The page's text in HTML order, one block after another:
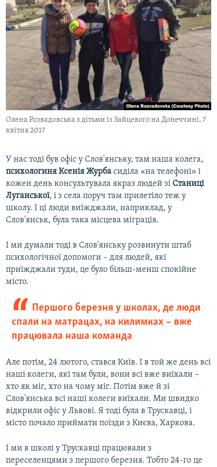
Олена Розвадовська з дітьми із Зайцевого на Донеччині, 7
квітня 2017
У нас тоді був офіс у Слов'янську, там наша колега,
психологиня Ксенія Журба сиділа «на телефоні» і
кожен день консультувала якраз людей зі Станиці
Луганської, і з села поруч там прилетіло теж у
школу. І ці люди виїжджали, наприклад, у
Слов'янськ, була така місцева міграція.
І ми думали тоді в Слов'янську розвинути штаб
психологічної допомоги – для людей, які
приїжджали туди, це було більш-менш спокійне
місто.
Першого березня у школах, де люди
спали на матрацах, на килимках – вже
працювала наша команда
Але потім, 24 лютого, стався Київ. І в той же день всі
наші колеги, які там були, вони всі вже виїхали –
хто як міг, хто на чому міг. Потім вже й зі
Слов'янська всі наші колеги виїхали. Ми швидко
відкрили офіс у Львові. Я тоді була в Трускавці, і
місто почало приймати поїзди з Києва, Харкова.
І ми в школі у Трускавці працювали з
переселенцями з першого березня. Тобто 24-го це